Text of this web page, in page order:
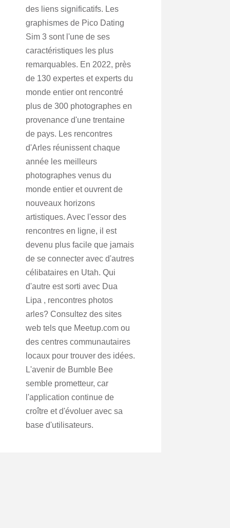
des liens significatifs. Les
graphismes de Pico Dating
Sim 3 sont l'une de ses
caractéristiques les plus
remarquables. En 2022, près
de 130 expertes et experts du
monde entier ont rencontré
plus de 300 photographes en
provenance d'une trentaine
de pays. Les rencontres
d'Arles réunissent chaque
année les meilleurs
photographes venus du
monde entier et ouvrent de
nouveaux horizons
artistiques. Avec l'essor des
rencontres en ligne, il est
devenu plus facile que jamais
de se connecter avec d'autres
célibataires en Utah. Qui
d'autre est sorti avec Dua
Lipa , rencontres photos
arles? Consultez des sites
web tels que Meetup.com ou
des centres communautaires
locaux pour trouver des idées.
L'avenir de Bumble Bee
semble prometteur, car
l'application continue de
croître et d'évoluer avec sa
base d'utilisateurs.